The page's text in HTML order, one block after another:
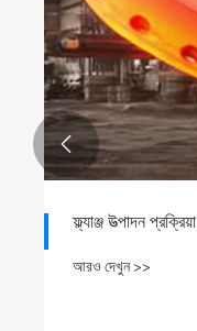
ফ্ল্যাঞ্জ উত্পাদন প্রক্রিয়া
আরও দেখুন >>
